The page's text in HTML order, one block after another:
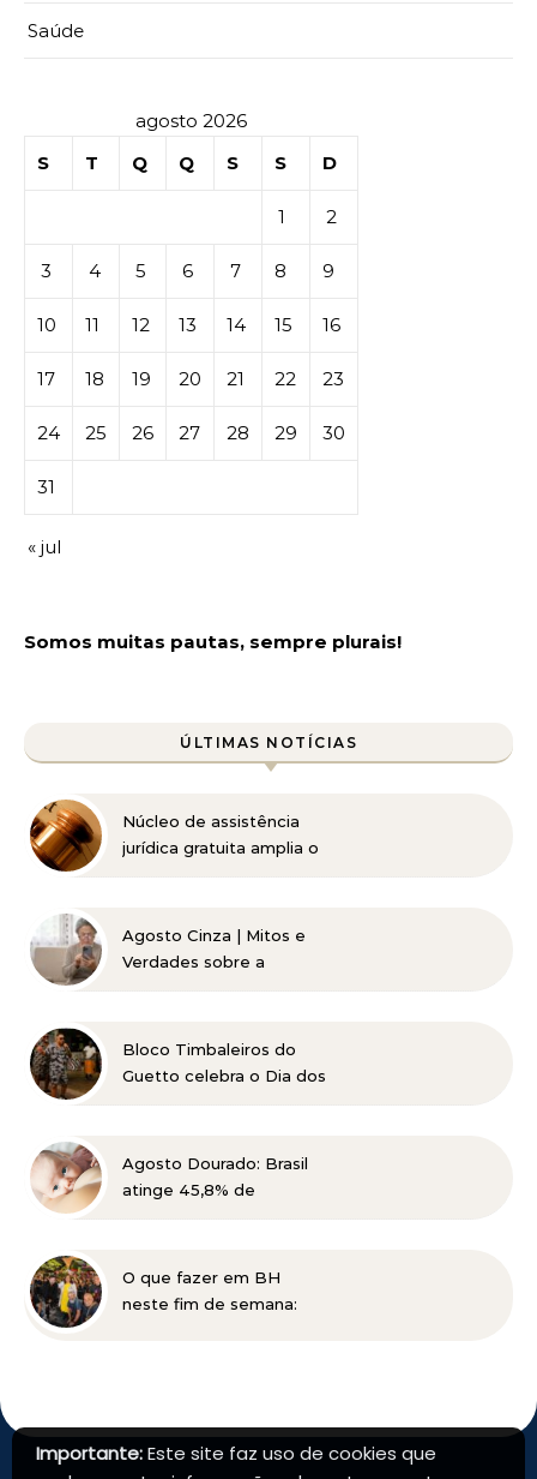
Saúde
agosto 2026
S
T Q Q S S D
1 2
3 4 5 6 7 8 9
10 11 12 13 14 15 16
17 18 19 20 21 22 23
24 25 26 27 28 29 30
31
« jul
Somos muitas pautas, sempre plurais!
ÚLTIMAS NOTÍCIAS
Núcleo de assistência
jurídica gratuita amplia o
Agosto Cinza | Mitos e
Verdades sobre a
Bloco Timbaleiros do
Guetto celebra o Dia dos
Horizonte
Agosto Dourado: Brasil
atinge 45,8% de
metas globais para 2030
O que fazer em BH
neste fim de semana:
Importante:Este site faz uso de cookies que